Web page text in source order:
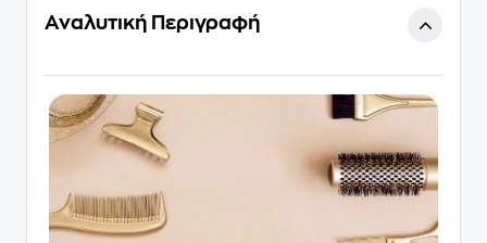
Αναλυτική Περιγραφή